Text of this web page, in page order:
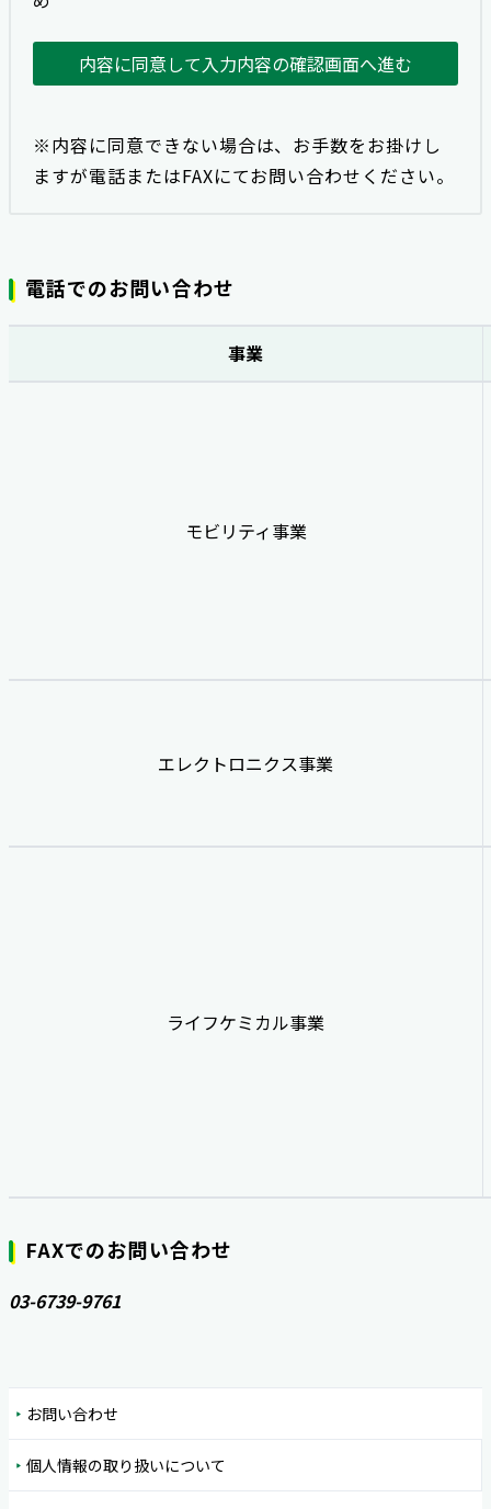
内容に同意して入力内容の確認画面へ進む
※内容に同意できない場合は、お手数をお掛けし
ますが電話またはFAXにてお問い合わせください。
電話でのお問い合わせ
事業
モビリティ事業
エレクトロニクス事業
ライフケミカル事業
FAXでのお問い合わせ
03-6739-9761
お問い合わせ
個人情報の取り扱いについて